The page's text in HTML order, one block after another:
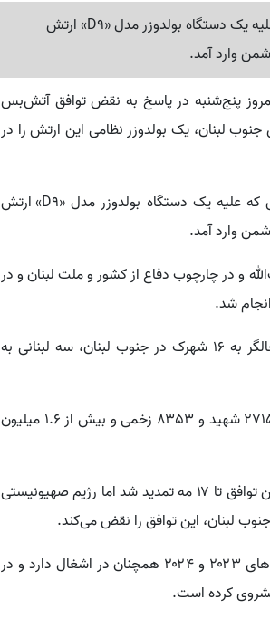
حزب‌الله لبنان در بیانیه امروز خود تاکید کرد، در حمله پهپادی که علیه یک دستگاه بولدوزر مدل «D9» ارتش
وارد آمد.
پنج‌شنبه در پاسخ به نقض توافق آتش‌بس
لبنان، یک بولدوزر نظامی این ارتش را در
حزب‌الله لبنان در بیانیه امروز خود تاکید کرد، در حمله پهپادی که علیه یک دستگاه بولدوزر مدل «D۹» ارتش
وارد آمد.
و در چارچوب دفاع از کشور و ملت لبنان و در
شد.
از بامداد امروز تاکنون در حملات هوایی و توپخانه‌ای ارتش اشغالگر به ۱۶ شهرک در جنوب لبنان، سه لبنانی به
بر اساس آمارها، حملات این رژیم به لبنان از دوم مارس تاکنون ۲۷۱۵ شهید و ۸۳۵۳ زخمی و بیش از ۱.۶ میلیون
آتش‌بس از ۱۷ آوریل جاری به مدت ۱۰ روز برقرار شد و در ادامه این توافق تا ۱۷ مه تمدید شد اما رژیم صهیونیستی
لبنان، این توافق را نقض می‌کند.
این رژیم بخش‌هایی از جنوب لبنان را از زمان جنگ قبلی در سال‌های ۲۰۲۳ و ۲۰۲۴ همچنان در اشغال دارد و در